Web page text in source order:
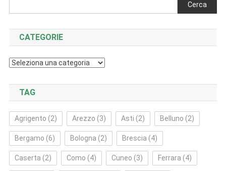
Cerca
CATEGORIE
Categorie
TAG
Agrigento (2) Arezzo (3) Asti (2) Belluno (2)
Bergamo (6) Bologna (2) Brescia (4)
Caserta (2) Como (4) Cuneo (3) Ferrara (4)